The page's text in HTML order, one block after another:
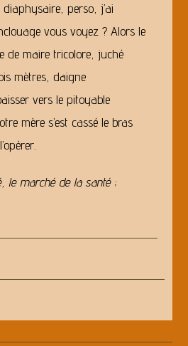
perso, j’ai
vous voyez ? Alors le
de maire tricolore, juché
mètres, daigne
vers le pitoyable
mère s’est cassé le bras
le marché de la santé ;